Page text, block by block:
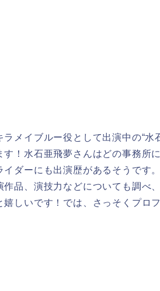
メイブルー役として出演中の“水
す！水石亜飛夢さんはどの事務所
ダーにも出演歴があるそうです
品、演技力などについても調べ
しいです！では、さっそくプロ